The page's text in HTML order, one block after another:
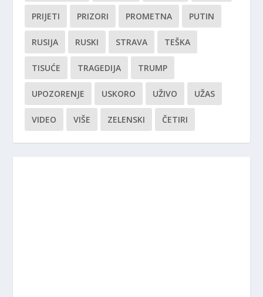
PRIJETI PRIZORI PROMETNA PUTIN
RUSIJA RUSKI STRAVA TEŠKA
TISUĆE TRAGEDIJA TRUMP
UPOZORENJE USKORO UŽIVO UŽAS
VIDEO VIŠE ZELENSKI ČETIRI